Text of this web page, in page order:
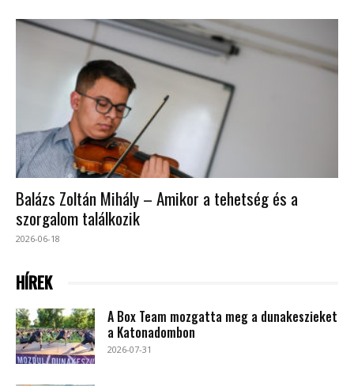
Balázs Zoltán Mihály – Amikor a tehetség és a
szorgalom találkozik
2026-06-18
HÍREK
A Box Team mozgatta meg a dunakeszieket
a Katonadombon
2026-07-31